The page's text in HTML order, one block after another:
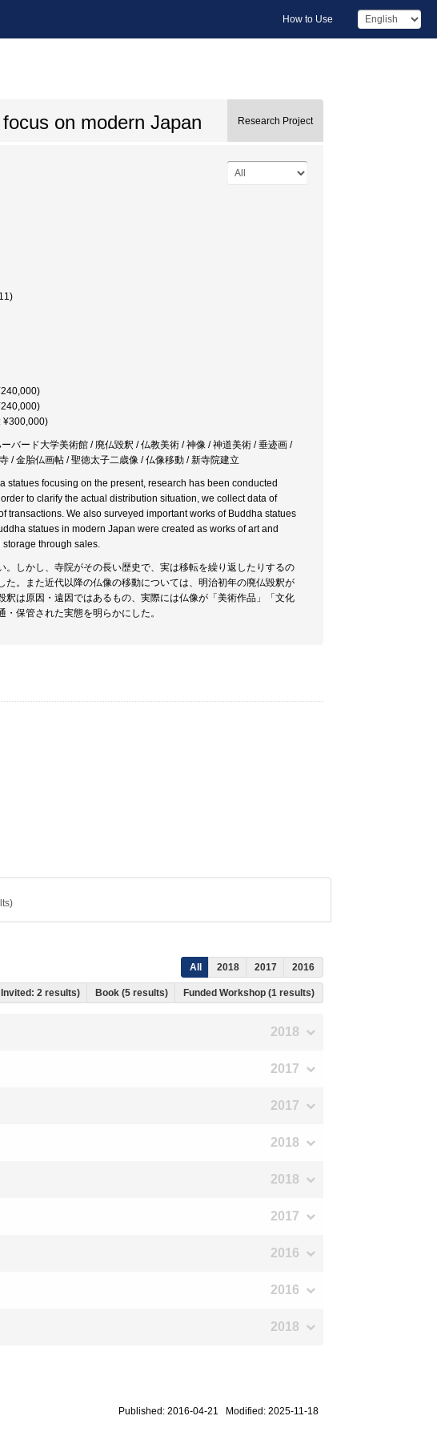
How to Use
on modern Japan Research Project
¥300,000)
バード大学美術館 / 廃仏毀釈 / 仏教美術 / 神像 / 神道美術 / 垂迹画 /
/ 金胎仏画帖 / 聖徳太子二歳像 / 仏像移動 / 新寺院建立
statues focusing on the present, research has been conducted
to clarify the actual distribution situation, we collect data of
We also surveyed important works of Buddha statues
statues in modern Japan were created as works of art and
through sales.
しかし、寺院がその長い歴史で、実は移転を繰り返したりするの
。また近代以降の仏像の移動については、明治初年の廃仏毀釈が
は原因・遠因ではあるもの、実際には仏像が「美術作品」「文化
保管された実態を明らかにした。
All 2018 2017 2016
2 results) Book (5 results) Funded Workshop (1 results)
2018
2017
2017
2018
2018
2017
2016
2016
2018
Published: 2016-04-21 Modified: 2025-11-18